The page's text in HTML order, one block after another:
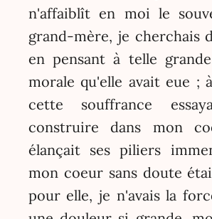
n'affaiblît en moi le
grand-mère, je cherchais
en pensant à telle
morale qu'elle avait eue ;
cette souffrance
construire dans mon
élançait ses piliers
mon coeur sans doute
pour elle, je n'avais la